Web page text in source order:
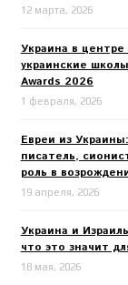
12 марта, 2026
Украина в центре
украинские
Awards 2026
1 февраля, 2026
Евреи из
писатель,
роль в
19 апреля, 2026
Украина и
что это значит
18 мая, 2026